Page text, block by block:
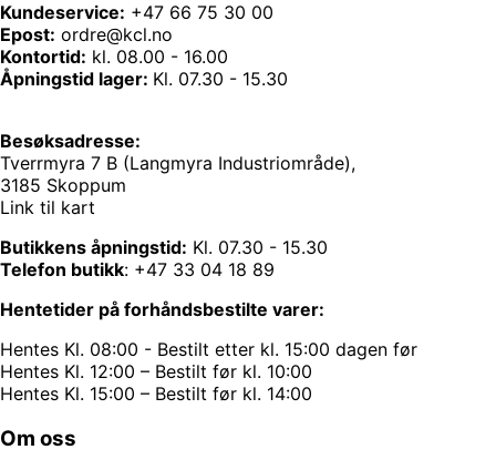
Kundeservice: +47 66 75 30 00
Epost: ordre@kcl.no
Kontortid: kl. 08.00 - 16.00
Åpningstid lager: Kl. 07.30 - 15.30
Besøksadresse:
Tverrmyra 7 B (Langmyra Industriområde),
3185 Skoppum
Link til kart
Butikkens åpningstid: Kl. 07.30 - 15.30
Telefon butikk: +47 33 04 18 89
Hentetider på forhåndsbestilte varer:
Hentes Kl. 08:00 - Bestilt etter kl. 15:00 dagen før
Hentes Kl. 12:00 – Bestilt før kl. 10:00
Hentes Kl. 15:00 – Bestilt før kl. 14:00
Om oss